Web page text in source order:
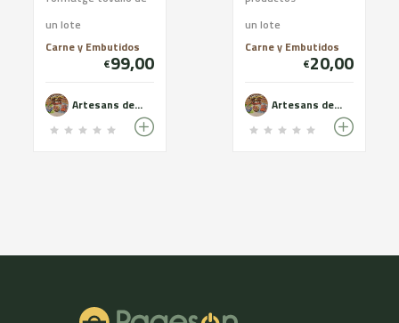
tovallo ovella una
longaniza de payes...
un lote
Carne y Embutidos
€99,00
Artesans de l'Abel
donde puedes
encontrar una
longaniza de payes
un lote
Carne y Embutidos
€20,00
Artesans de l'Abel